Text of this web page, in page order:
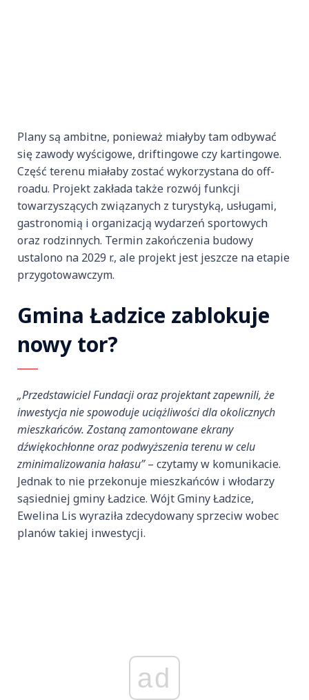
Plany są ambitne, ponieważ miałyby tam odbywać
się zawody wyścigowe, driftingowe czy kartingowe.
Część terenu miałaby zostać wykorzystana do off-
roadu. Projekt zakłada także rozwój funkcji
towarzyszących związanych z turystyką, usługami,
gastronomią i organizacją wydarzeń sportowych
oraz rodzinnych. Termin zakończenia budowy
ustalono na 2029 r., ale projekt jest jeszcze na etapie
przygotowawczym.
Gmina Ładzice zablokuje
nowy tor?
„Przedstawiciel Fundacji oraz projektant zapewnili, że
inwestycja nie spowoduje uciążliwości dla okolicznych
mieszkańców. Zostaną zamontowane ekrany
dźwiękochłonne oraz podwyższenia terenu w celu
zminimalizowania hałasu”– czytamy w komunikacie.
Jednak to nie przekonuje mieszkańców i włodarzy
sąsiedniej gminy Ładzice. Wójt Gminy Ładzice,
Ewelina Lis wyraziła zdecydowany sprzeciw wobec
planów takiej inwestycji.
ad